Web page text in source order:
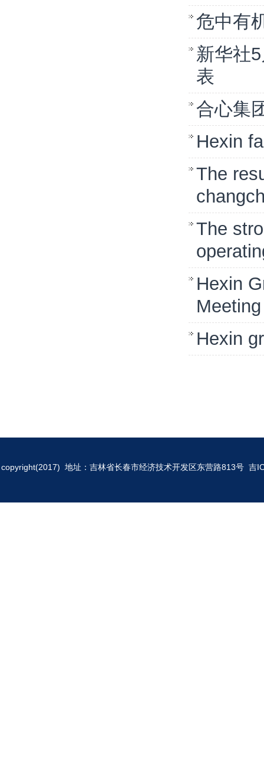
危中有
新华社
表
合心集
Hexin
The
The
Hexin
Meeting
Hexin
copyright(2017) 地址：吉林省长春市经济技术开发区东营路813号 吉